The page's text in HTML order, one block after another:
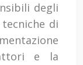
degli
di
e la